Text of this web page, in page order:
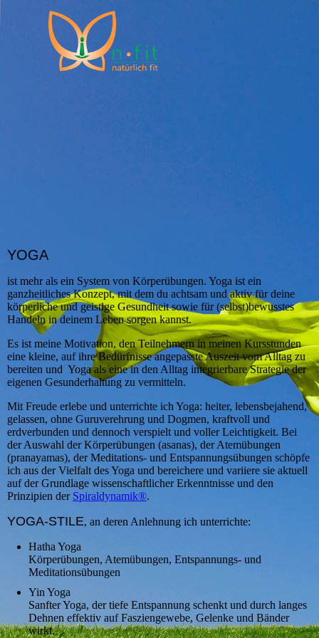
YOGA
ist mehr als ein System von Körperübungen. Yoga ist ein
ganzheitliches Konzept, mit dem du achtsam und aktiv für deine
körperliche und geistige Gesundheit sowie für (selbst)bewusstes
Handeln in deinem Leben sorgen kannst.
Es ist meine Motivation, den Teilnehmern in meinen Kursstunden
eine kleine, auf ihre Bedürfnisse angepasste Auszeit vom Alltag zu
bereiten und Yoga als eine in den Alltag integrierbare Strategie der
eigenen Gesunderhaltung zu vermitteln.
Mit Freude erlebe und unterrichte ich Yoga: heiter, lebensbejahend,
gelassen, ohne Guruverehrung und Dogmen, kraftvoll und
erdverbunden und dennoch verspielt und voller Leichtigkeit. Bei
der Auswahl der Körperübungen (asanas), der Atemübungen
(pranayamas), der Meditations- und Entspannungsübungen schöpfe
ich aus der Vielfalt des Yoga und bereichere und variiere sie aktuell
auf der Grundlage wissenschaftlicher Erkenntnisse und den
Prinzipien der Spiraldynamik®.
YOGA-STILE, an deren Anlehnung ich unterrichte:
Hatha Yoga
Körperübungen, Atemübungen, Entspannungs- und
Meditationsübungen
Yin Yoga
Sanfter Yoga, der tiefe Entspannung schenkt und durch langes
Dehnen effektiv auf Fasziengewebe, Gelenke und Bänder
wirkt.